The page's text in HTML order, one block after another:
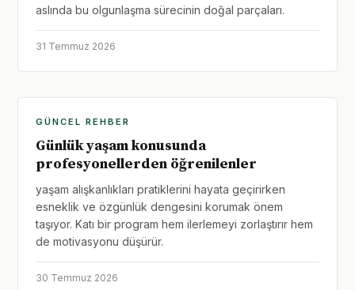
aslında bu olgunlaşma sürecinin doğal parçaları.
31 Temmuz 2026
GÜNCEL REHBER
Günlük yaşam konusunda
profesyonellerden öğrenilenler
yaşam alışkanlıkları pratiklerini hayata geçirirken
esneklik ve özgünlük dengesini korumak önem
taşıyor. Katı bir program hem ilerlemeyi zorlaştırır hem
de motivasyonu düşürür.
30 Temmuz 2026